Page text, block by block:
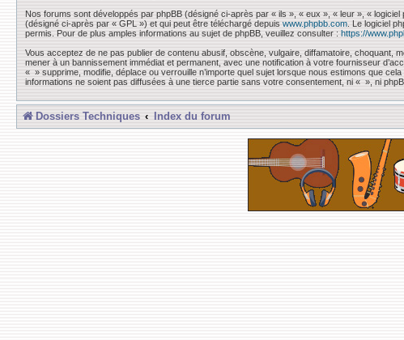
Nos forums sont développés par phpBB (désigné ci-après par « ils », « eux », « leur », «
(désigné ci-après par « GPL ») et qui peut être téléchargé depuis www.phpbb.com . Le logiciel
permis. Pour de plus amples informations au sujet de phpBB, veuillez consulter : https://
Vous acceptez de ne pas publier de contenu abusif, obscène, vulgaire, diffamatoire,
mener à un bannissement immédiat et permanent, avec une notification à votre fournisseur
« » supprime, modifie, déplace ou verrouille n’importe quel sujet lorsque nous estimons que
informations ne soient pas diffusées à une tierce partie sans votre consentement, ni « », ni
Dossiers Techniques Index du forum